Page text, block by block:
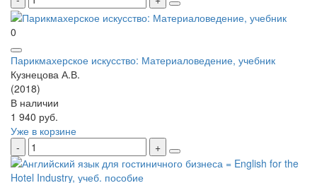
0
Парикмахерское искусство: Материаловедение, учебник
Кузнецова А.В.
(2018)
В наличии
1 940 руб.
Уже в корзине